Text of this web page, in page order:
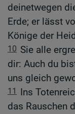
deinetwegen
Erde; er lässt
Könige der
10 Sie alle
dir: Auch du
uns gleich
11
Ins
das Rauschen